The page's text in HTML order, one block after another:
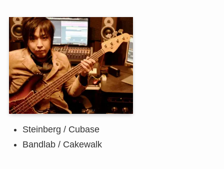
Steinberg / Cubase
Bandlab / Cakewalk